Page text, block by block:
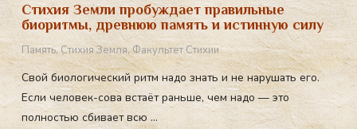
Стихия Земли пробуждает правильные
биоритмы, древнюю память и истинную силу
Память,Стихия Земля,Факультет Стихии
Свой биологический ритм надо знать и не нарушать его.
Если человек-сова встаёт раньше, чем надо — это
полностью сбивает всю ...